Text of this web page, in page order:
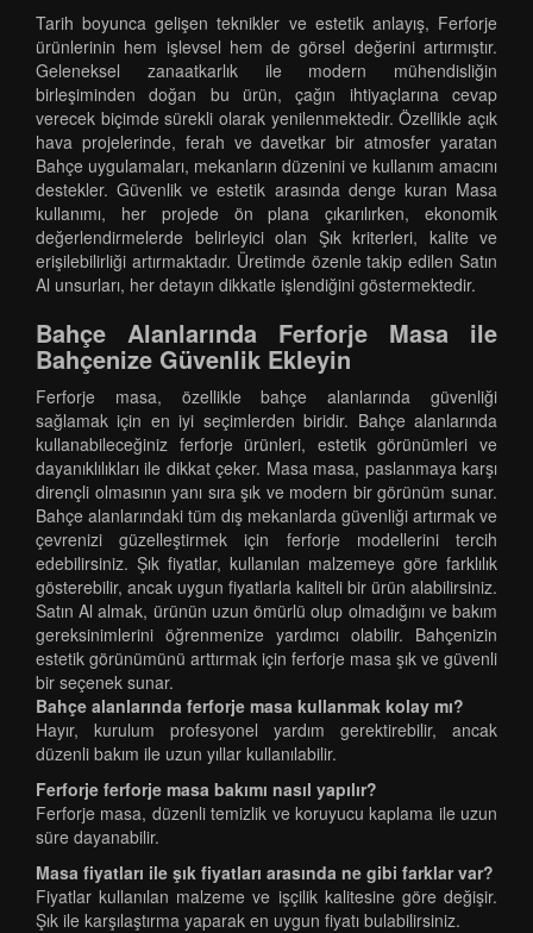
Tarih boyunca gelişen teknikler ve estetik anlayış, Ferforje
ürünlerinin hem işlevsel hem de görsel değerini artırmıştır.
Geleneksel zanaatkarlık ile modern mühendisliğin
birleşiminden doğan bu ürün, çağın ihtiyaçlarına cevap
verecek biçimde sürekli olarak yenilenmektedir. Özellikle açık
hava projelerinde, ferah ve davetkar bir atmosfer yaratan
Bahçe uygulamaları, mekanların düzenini ve kullanım amacını
destekler. Güvenlik ve estetik arasında denge kuran Masa
kullanımı, her projede ön plana çıkarılırken, ekonomik
değerlendirmelerde belirleyici olan Şık kriterleri, kalite ve
erişilebilirliği artırmaktadır. Üretimde özenle takip edilen Satın
Al unsurları, her detayın dikkatle işlendiğini göstermektedir.
Bahçe Alanlarında Ferforje Masa ile
Bahçenize Güvenlik Ekleyin
Ferforje masa, özellikle bahçe alanlarında güvenliği
sağlamak için en iyi seçimlerden biridir. Bahçe alanlarında
kullanabileceğiniz ferforje ürünleri, estetik görünümleri ve
dayanıklılıkları ile dikkat çeker. Masa masa, paslanmaya karşı
dirençli olmasının yanı sıra şık ve modern bir görünüm sunar.
Bahçe alanlarındaki tüm dış mekanlarda güvenliği artırmak ve
çevrenizi güzelleştirmek için ferforje modellerini tercih
edebilirsiniz. Şık fiyatlar, kullanılan malzemeye göre farklılık
gösterebilir, ancak uygun fiyatlarla kaliteli bir ürün alabilirsiniz.
Satın Al almak, ürünün uzun ömürlü olup olmadığını ve bakım
gereksinimlerini öğrenmenize yardımcı olabilir. Bahçenizin
estetik görünümünü arttırmak için ferforje masa şık ve güvenli
bir seçenek sunar.
Bahçe alanlarında ferforje masa kullanmak kolay mı?
Hayır, kurulum profesyonel yardım gerektirebilir, ancak
düzenli bakım ile uzun yıllar kullanılabilir.
Ferforje ferforje masa bakımı nasıl yapılır?
Ferforje masa, düzenli temizlik ve koruyucu kaplama ile uzun
süre dayanabilir.
Masa fiyatları ile şık fiyatları arasında ne gibi farklar var?
Fiyatlar kullanılan malzeme ve işçilik kalitesine göre değişir.
Şık ile karşılaştırma yaparak en uygun fiyatı bulabilirsiniz.